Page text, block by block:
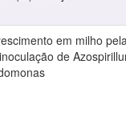
em milho
de